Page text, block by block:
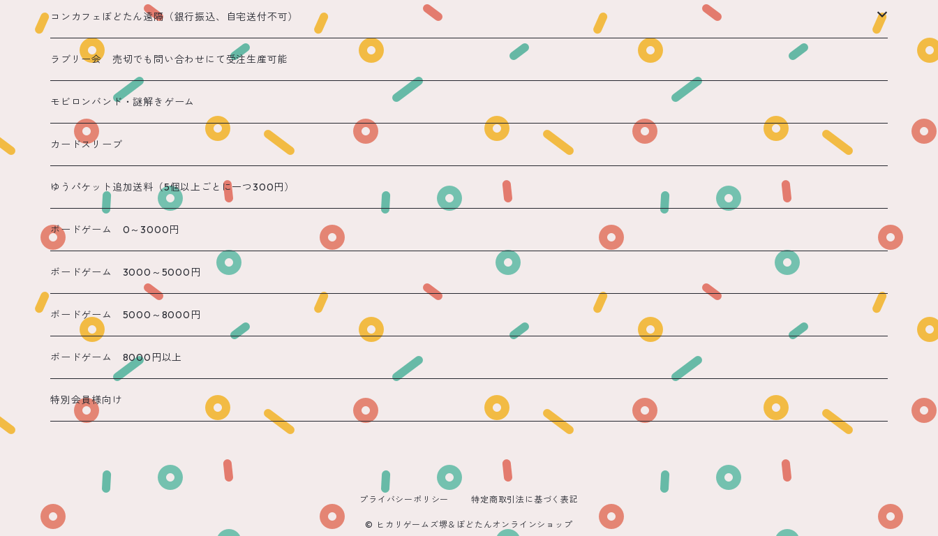
コンカフェぼどたん遠隔（銀行振込、自宅送付不可）
遠隔 ちほまる
遠隔 ねこ
遠隔 あまね
遠隔 りん
遠隔 のん
遠隔 かのん
遠隔 もね
ラブリー会 売切でも問い合わせにて受注生産可能
モビロンバンド・謎解きゲーム
カードスリーブ
ゆうパケット追加送料（5個以上ごとに一つ300円）
ボードゲーム 0～3000円
ボードゲーム 3000～5000円
ボードゲーム 5000～8000円
ボードゲーム 8000円以上
特別会員様向け
プライバシーポリシー 特定商取引法に基づく表記
© ヒカリゲームズ堺＆ぼどたんオンラインショップ